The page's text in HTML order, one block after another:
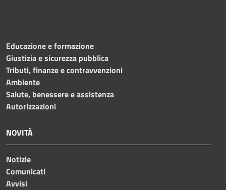
Educazione e formazione
Giustizia e sicurezza pubblica
Tributi, finanze e contravvenzioni
Ambiente
Salute, benessere e assistenza
Autorizzazioni
NOVITÀ
Notizie
Comunicati
Avvisi